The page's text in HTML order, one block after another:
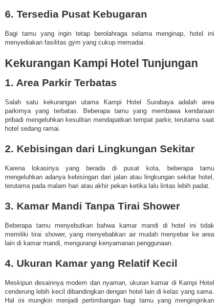
6. Tersedia Pusat Kebugaran
Bagi tamu yang ingin tetap berolahraga selama menginap, hotel ini
menyediakan fasilitas gym yang cukup memadai.
Kekurangan Kampi Hotel Tunjungan
1. Area Parkir Terbatas
Salah satu kekurangan utama Kampi Hotel Surabaya adalah area
parkirnya yang terbatas. Beberapa tamu yang membawa kendaraan
pribadi mengeluhkan kesulitan mendapatkan tempat parkir, terutama saat
hotel sedang ramai.
2. Kebisingan dari Lingkungan Sekitar
Karena lokasinya yang berada di pusat kota, beberapa tamu
mengeluhkan adanya kebisingan dari jalan atau lingkungan sekitar hotel,
terutama pada malam hari atau akhir pekan ketika lalu lintas lebih padat.
3. Kamar Mandi Tanpa Tirai Shower
Beberapa tamu menyebutkan bahwa kamar mandi di hotel ini tidak
memiliki tirai shower, yang menyebabkan air mudah menyebar ke area
lain di kamar mandi, mengurangi kenyamanan penggunaan.
4. Ukuran Kamar yang Relatif Kecil
Meskipun desainnya modern dan nyaman, ukuran kamar di Kampi Hotel
cenderung lebih kecil dibandingkan dengan hotel lain di kelas yang sama.
Hal ini mungkin menjadi pertimbangan bagi tamu yang menginginkan